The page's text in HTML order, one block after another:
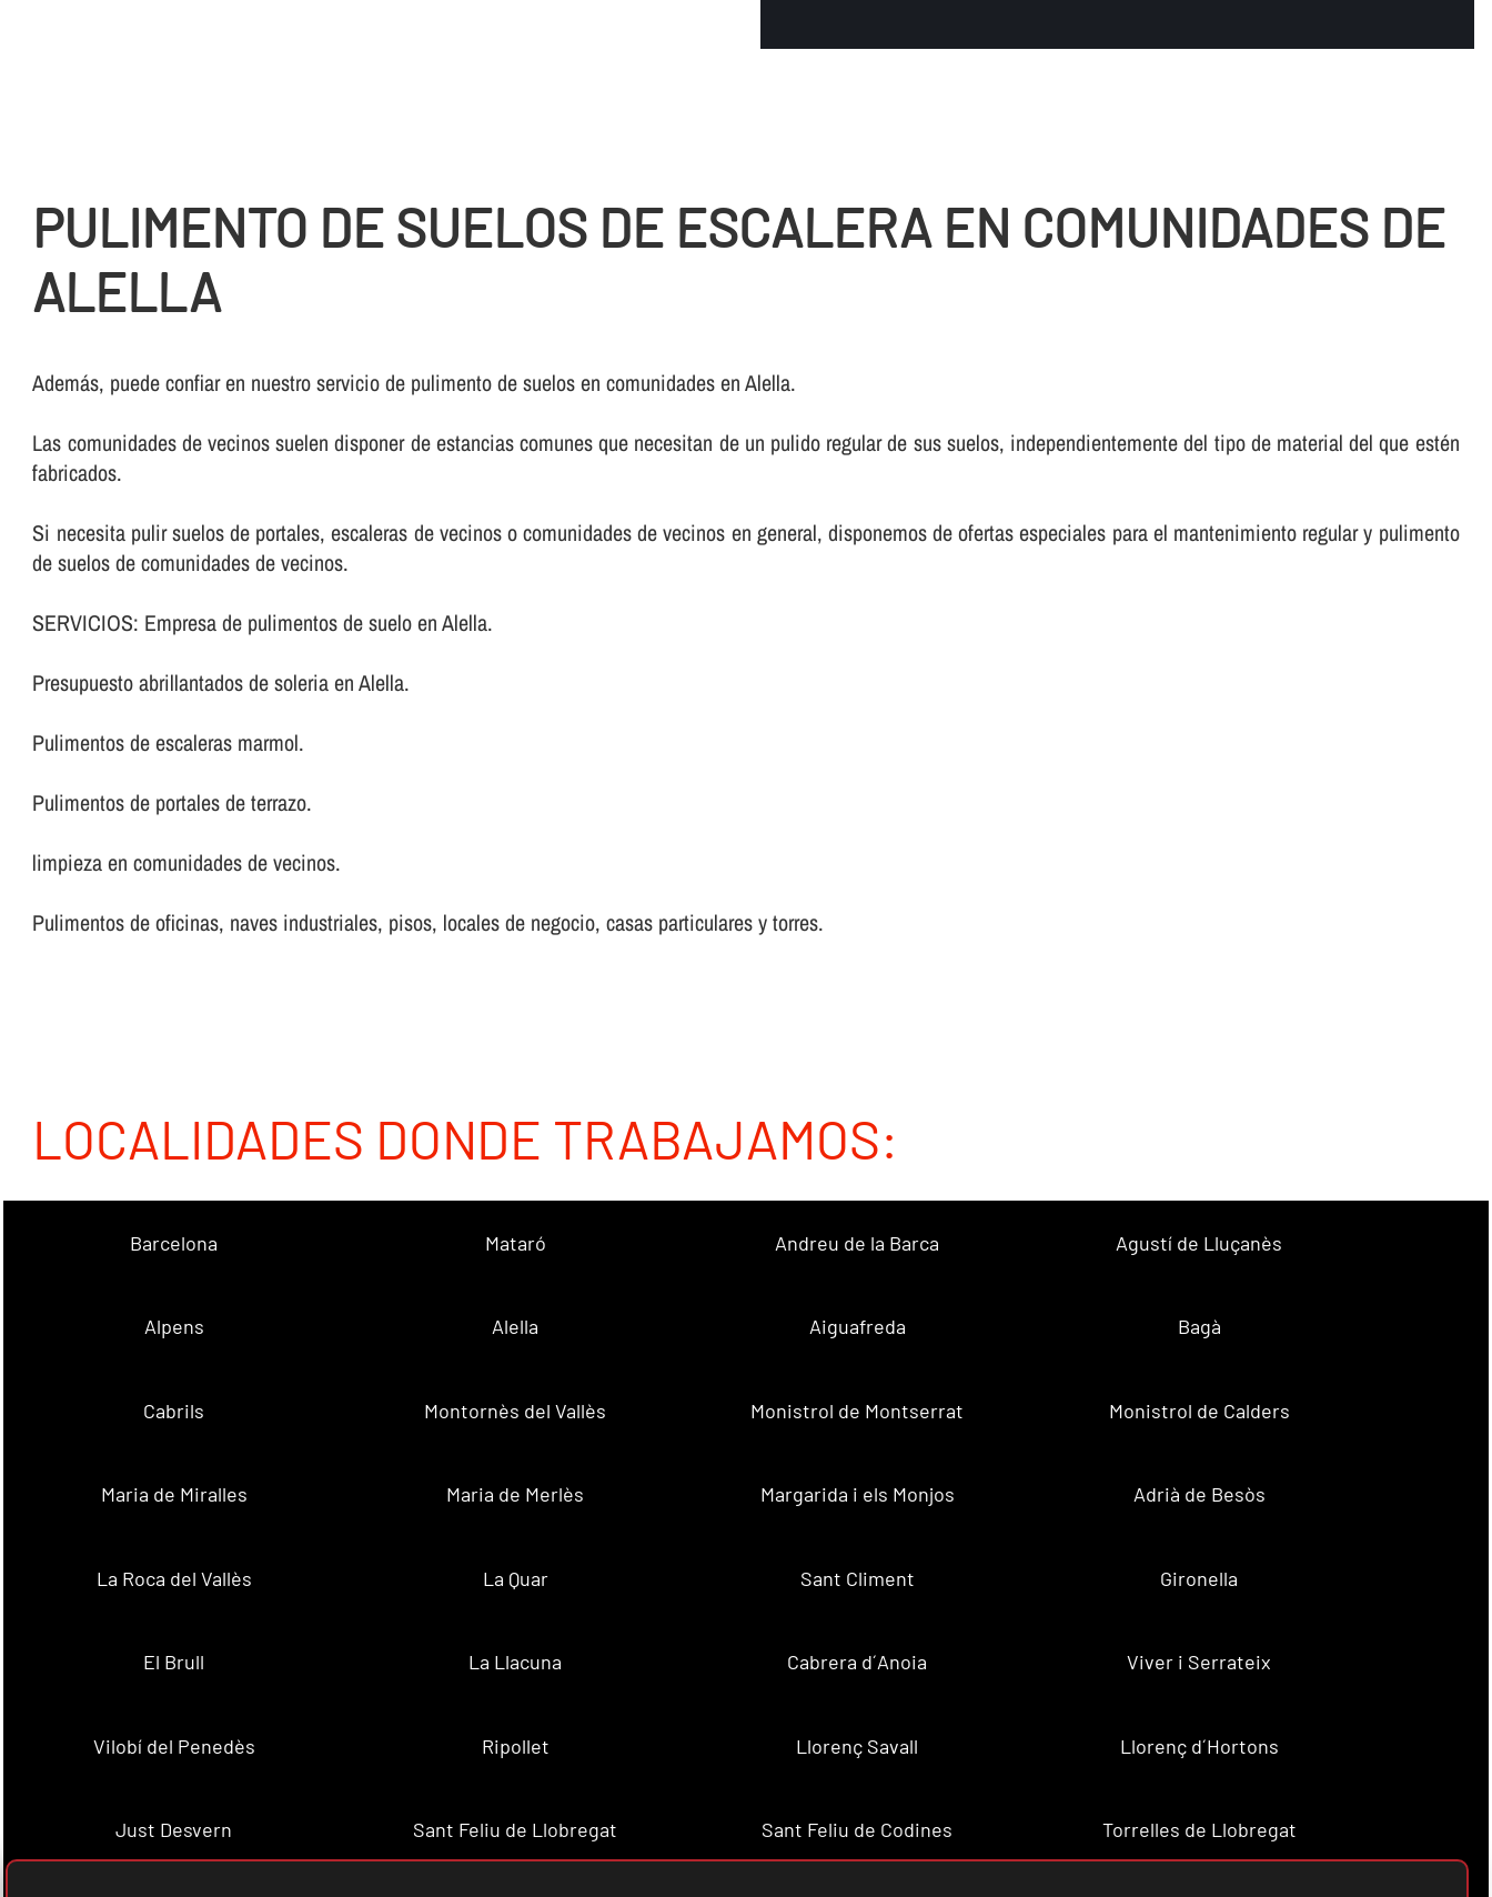
PULIMENTO DE SUELOS DE ESCALERA EN COMUNIDADES DE
ALELLA
Además, puede confiar en nuestro servicio de pulimento de suelos en comunidades en Alella.
Las comunidades de vecinos suelen disponer de estancias comunes que necesitan de un pulido regular de sus suelos, independientemente del tipo de material del que estén
fabricados.
Si necesita pulir suelos de portales, escaleras de vecinos o comunidades de vecinos en general, disponemos de ofertas especiales para el mantenimiento regular y pulimento
de suelos de comunidades de vecinos.
SERVICIOS: Empresa de pulimentos de suelo en Alella.
Presupuesto abrillantados de soleria en Alella.
Pulimentos de escaleras marmol.
Pulimentos de portales de terrazo.
limpieza en comunidades de vecinos.
Pulimentos de oficinas, naves industriales, pisos, locales de negocio, casas particulares y torres.
LOCALIDADES DONDE TRABAJAMOS:
Barcelona Mataró Andreu de la Barca Agustí de Lluçanès
Alpens Alella Aiguafreda Bagà
Cabrils Montornès del Vallès Monistrol de Montserrat Monistrol de Calders
Maria de Miralles Maria de Merlès Margarida i els Monjos Adrià de Besòs
La Roca del Vallès La Quar Sant Climent Gironella
El Brull La Llacuna Cabrera d´Anoia Viver i Serrateix
Vilobí del Penedès Ripollet Llorenç Savall Llorenç d´Hortons
Just Desvern Sant Feliu de Llobregat Sant Feliu de Codines Torrelles de Llobregat